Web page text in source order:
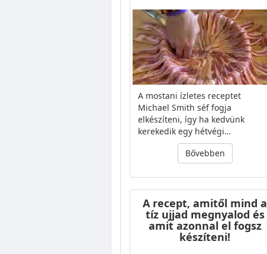
A mostani ízletes receptet
Michael Smith séf fogja
elkészíteni, így ha kedvünk
kerekedik egy hétvégi…
Bővebben
A recept, amitől mind a
tíz ujjad megnyalod és
amit azonnal el fogsz
készíteni!